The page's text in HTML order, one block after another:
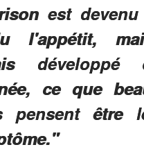
est
l'appétit,
développé
ce que
pensent être